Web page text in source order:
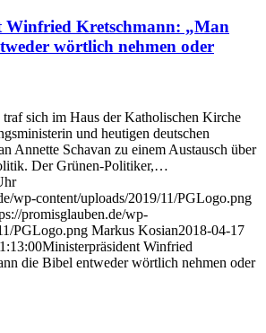
Winfried Kretschmann: „Man
wörtlich nehmen oder
sich im Haus der Katholischen Kirche
und heutigen deutschen
Annette Schavan zu einem Austausch über
Der Grünen-Politiker,…
wp-content/uploads/2019/11/PGLogo.png
promisglauben.de/wp-
PGLogo.png Markus Kosian2018-04-17
Ministerpräsident Winfried
die Bibel entweder wörtlich nehmen oder